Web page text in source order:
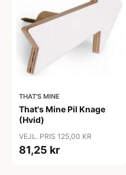
THAT'S MINE
That's Mine Pil Knage
(Hvid)
VEJL. PRIS 125,00 KR
81,25 kr